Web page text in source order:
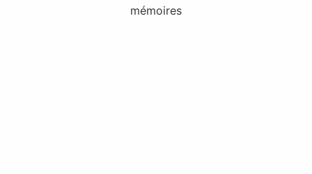
mémoires